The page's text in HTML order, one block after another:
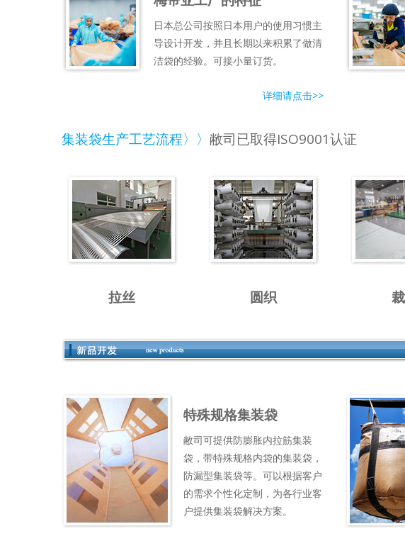
日本总公司按照日本用户的使用习惯主
导设计开发，并且长期以来积累了做清
洁袋的经验。可接小量订货。
详细请点击>>
集装袋生产工艺流程〉〉 敝司已取得ISO9001认证
拉丝 圆织
特殊规格集装袋
敝司可提供防膨胀内拉筋集装
袋，带特殊规格内袋的集装袋，
防漏型集装袋等。可以根据客户
的需求个性化定制，为各行业客
户提供集装袋解决方案。